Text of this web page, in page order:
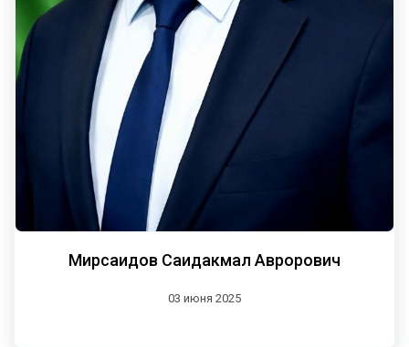
Мирсаидов Саидакмал Аврорович
03 июня 2025